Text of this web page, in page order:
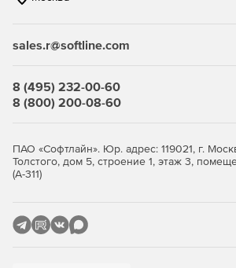
цене.
sales.r@softline.com
8 (495) 232-00-60
8 (800) 200-08-60
ПАО «Софтлайн». Юр. адрес: 119021, г.
Толстого, дом 5, строение 1, этаж 3,
(А-311)